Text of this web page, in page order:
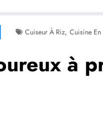
Cuiseur À Riz, Cuisine En
à